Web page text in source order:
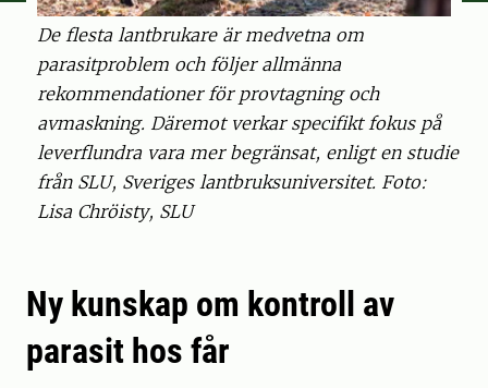
De flesta lantbrukare är medvetna om
parasitproblem och följer allmänna
rekommendationer för provtagning och
avmaskning. Däremot verkar specifikt fokus på
leverflundra vara mer begränsat, enligt en studie
från SLU, Sveriges lantbruksuniversitet. Foto:
Lisa Chröisty, SLU
Ny kunskap om kontroll av
parasit hos får